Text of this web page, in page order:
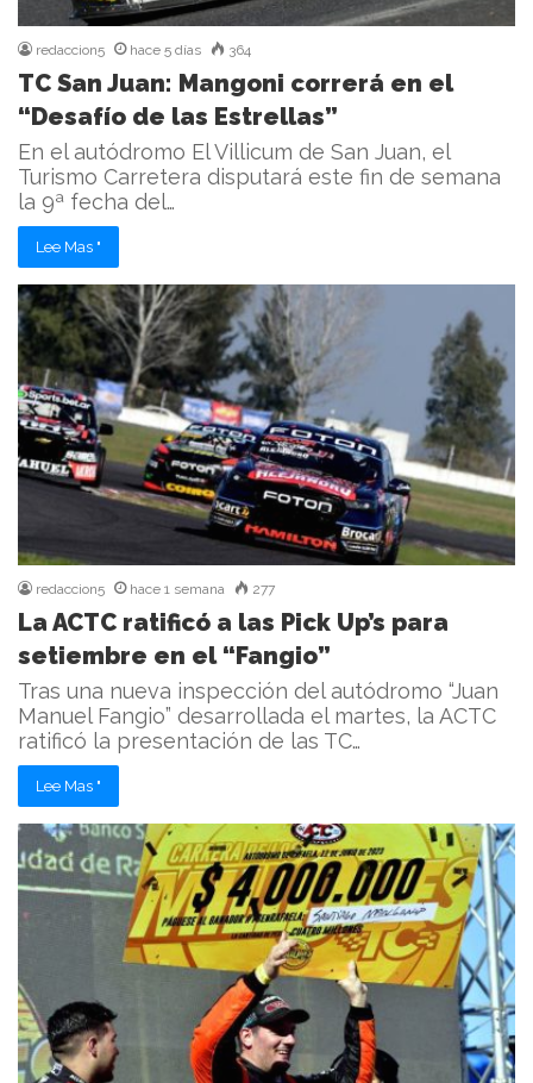
redaccion5 hace 5 días 364
TC San Juan: Mangoni correrá en el
“Desafío de las Estrellas”
En el autódromo El Villicum de San Juan, el
Turismo Carretera disputará este fin de semana
la 9ª fecha del…
Lee Mas "
redaccion5 hace 1 semana 277
La ACTC ratificó a las Pick Up’s para
setiembre en el “Fangio”
Tras una nueva inspección del autódromo “Juan
Manuel Fangio” desarrollada el martes, la ACTC
ratificó la presentación de las TC…
Lee Mas "